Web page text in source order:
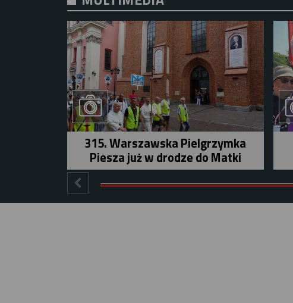
315. Warszawska Pielgrzymka
Piesza już w drodze do Matki